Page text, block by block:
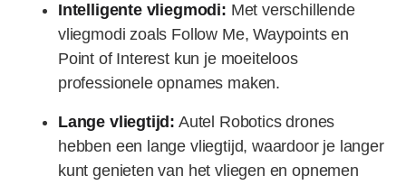
Intelligente vliegmodi: Met verschillende
vliegmodi zoals Follow Me, Waypoints en
Point of Interest kun je moeiteloos
professionele opnames maken.
Lange vliegtijd: Autel Robotics drones
hebben een lange vliegtijd, waardoor je langer
kunt genieten van het vliegen en opnemen